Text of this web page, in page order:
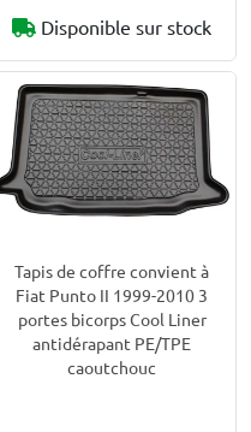
Disponible sur stock
Tapis de coffre convient à
Fiat Punto II 1999-2010 3
portes bicorps Cool Liner
antidérapant PE/TPE
caoutchouc